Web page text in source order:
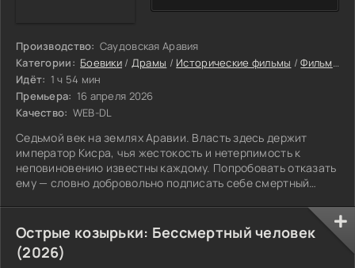
Производство: Саудовская Аравия
Категории: Боевики / Драмы / Исторические фильмы /Фильмы
Идёт: 1 ч 54 мин
Премьера: 16 апреля 2026
Качество: WEB-DL
Седьмой век на землях Аравии. Власть здесь держит
император Кисра, чья жестокость и нетерпимость к
неповиновению известны каждому. Попробовать отказать
ему — словно добровольно подписать себе смертный
Острые козырьки: Бессмертный человек
(2026)